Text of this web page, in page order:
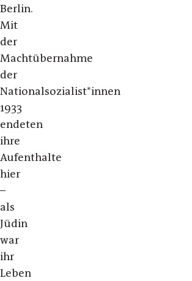
Berlin.
Mit
der
Machtübernahme
der
Nationalsozialist*innen
1933
endeten
ihre
Aufenthalte
hier
–
als
Jüdin
war
ihr
Leben